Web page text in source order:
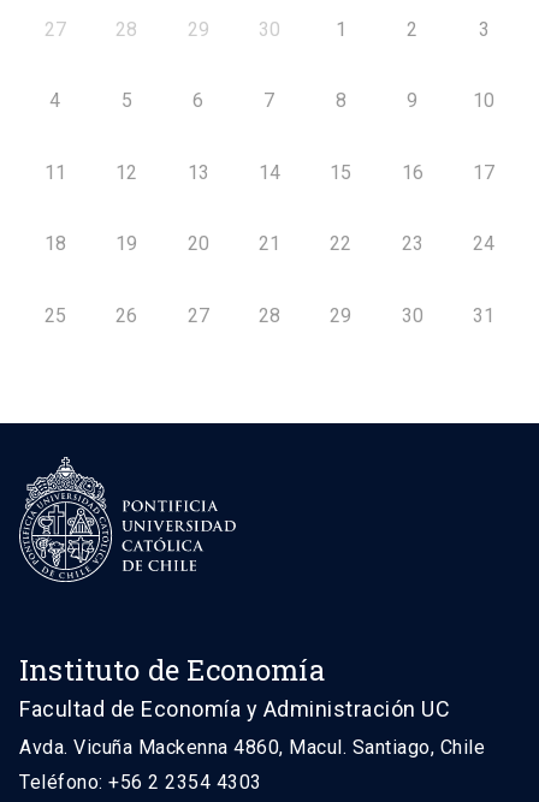
27 28 29 30 1 2 3
4 5 6 7 8 9 10
11 12 13 14 15 16 17
18 19 20 21 22 23 24
25 26 27 28 29 30 31
Instituto de Economía
Facultad de Economía y Administración UC
Avda. Vicuña Mackenna 4860, Macul. Santiago, Chile
Teléfono: +56 2 2354 4303